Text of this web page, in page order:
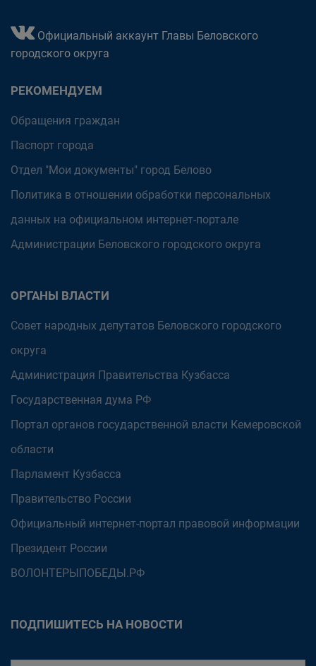
Официальный аккаунт Главы Беловского
городского округа
РЕКОМЕНДУЕМ
Обращения граждан
Паспорт города
Отдел "Мои документы" город Белово
Политика в отношении обработки персональных
данных на официальном интернет-портале
Администрации Беловского городского округа
ОРГАНЫ ВЛАСТИ
Совет народных депутатов Беловского городского
округа
Администрация Правительства Кузбасса
Государственная дума РФ
Портал органов государственной власти Кемеровской
области
Парламент Кузбасса
Правительство России
Официальный интернет-портал правовой информации
Президент России
ВОЛОНТЕРЫПОБЕДЫ.РФ
ПОДПИШИТЕСЬ НА НОВОСТИ